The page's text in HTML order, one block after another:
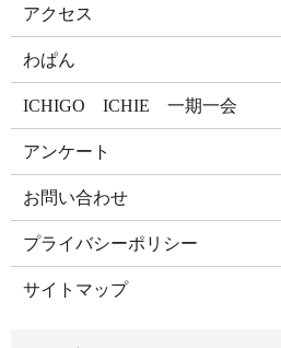
アクセス
わぱん
ICHIGO ICHIE 一期一会
アンケート
お問い合わせ
プライバシーポリシー
サイトマップ